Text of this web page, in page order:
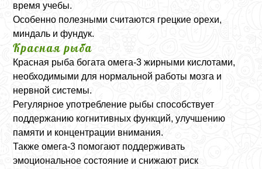
время учебы.
Особенно полезными считаются грецкие орехи,
миндаль и фундук.
Красная рыба
Красная рыба богата омега-3 жирными кислотами,
необходимыми для нормальной работы мозга и
нервной системы.
Регулярное употребление рыбы способствует
поддержанию когнитивных функций, улучшению
памяти и концентрации внимания.
Также омега-3 помогают поддерживать
эмоциональное состояние и снижают риск